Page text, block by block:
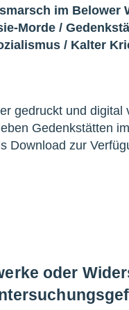
im Belower
Morde /
/ Kalter
gedruckt und
Gedenkstätten
Download zur
oder